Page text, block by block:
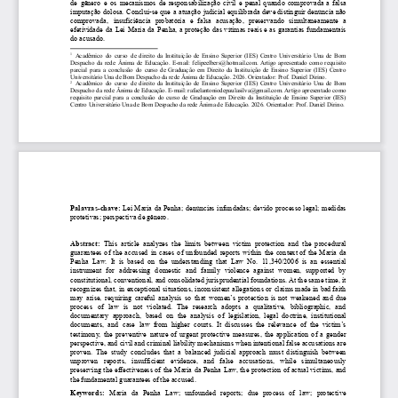
imputação dolosa. Conclui-se que a atuação judicial equilibrada deve distinguir denúncia não
comprovada,
insuficiência probatória e falsa acusação, preservando simultaneamente
a
efetividade da Lei Maria da Penha, a proteção das vítimas reais e as garantias fundamentais
do acusado.
2 Acadêmico do curso de direito da Instituição de Ensino Superior (IES) Centro Universitário Una de Bom
Despacho da rede Ânima de Educação. E-mail: rafaelantoniodepaulasilva@gmail.com. Artigo apresentado como
requisito parcial para a conclusão do curso de Graduação em Direito da Instituição de Ensino Superior (IES)
Centro Universitário Una de Bom Despacho da rede Ânima de Educação. 2026. Orientador: Prof. Daniel Dirino.
1 Acadêmico do curso de direito da Instituição de Ensino Superior (IES) Centro Universitário Una de Bom
Despacho da rede Ânima de Educação. E-mail: felipeelbers@hotmail.com. Artigo apresentado como requisito
parcial para a conclusão do curso de Graduação em Direito da Instituição de Ensino Superior (IES) Centro
Universitário Una de Bom Despacho da rede Ânima de Educação. 2026. Orientador: Prof. Daniel Dirino.
Palavras-chave: Lei Maria da Penha; denúncias infundadas; devido processo legal; medidas
protetivas; perspectiva de gênero.
Abstract: This article analyzes the limits between victim protection and the procedural
guarantees of the accused in cases of unfounded reports within the context of the Maria da
Penha Law. It is based on the understanding that Law No. 11,340/2006 is an essential
instrument for addressing domestic and family violence against women, supported by
constitutional, conventional, and consolidated jurisprudential foundations. At the same time, it
recognizes that, in exceptional situations, inconsistent allegations or claims made in bad faith
may arise, requiring careful analysis so that women’s protection is not weakened and due
process
of law is not violated. The research adopts a qualitative, bibliographic,
and
documentary approach, based on the analysis of legislation, legal doctrine, institutional
documents,
and case law from higher courts. It discusses the relevance of the victim’s
testimony, the preventive nature of urgent protective measures, the application of a gender
perspective, and civil and criminal liability mechanisms when intentional false accusations are
proven.
The study concludes that a balanced judicial approach must distinguish between
unproven
reports, insufficient evidence, and false accusations, while
simultaneously
preserving the effectiveness of the Maria da Penha Law, the protection of actual victims, and
the fundamental guarantees of the accused.
Keywords:
Maria da Penha Law; unfounded reports; due process of law;
protective